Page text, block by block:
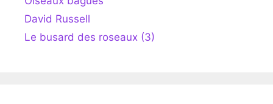
David Russell
Le busard des roseaux (3)